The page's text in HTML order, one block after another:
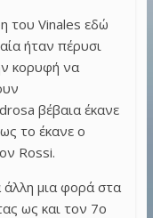
του Vinales εδώ
ήταν πέρυσι
κορυφή να
βέβαια έκανε
το έκανε ο
Rossi.
μια φορά στα
ως και τον 7ο